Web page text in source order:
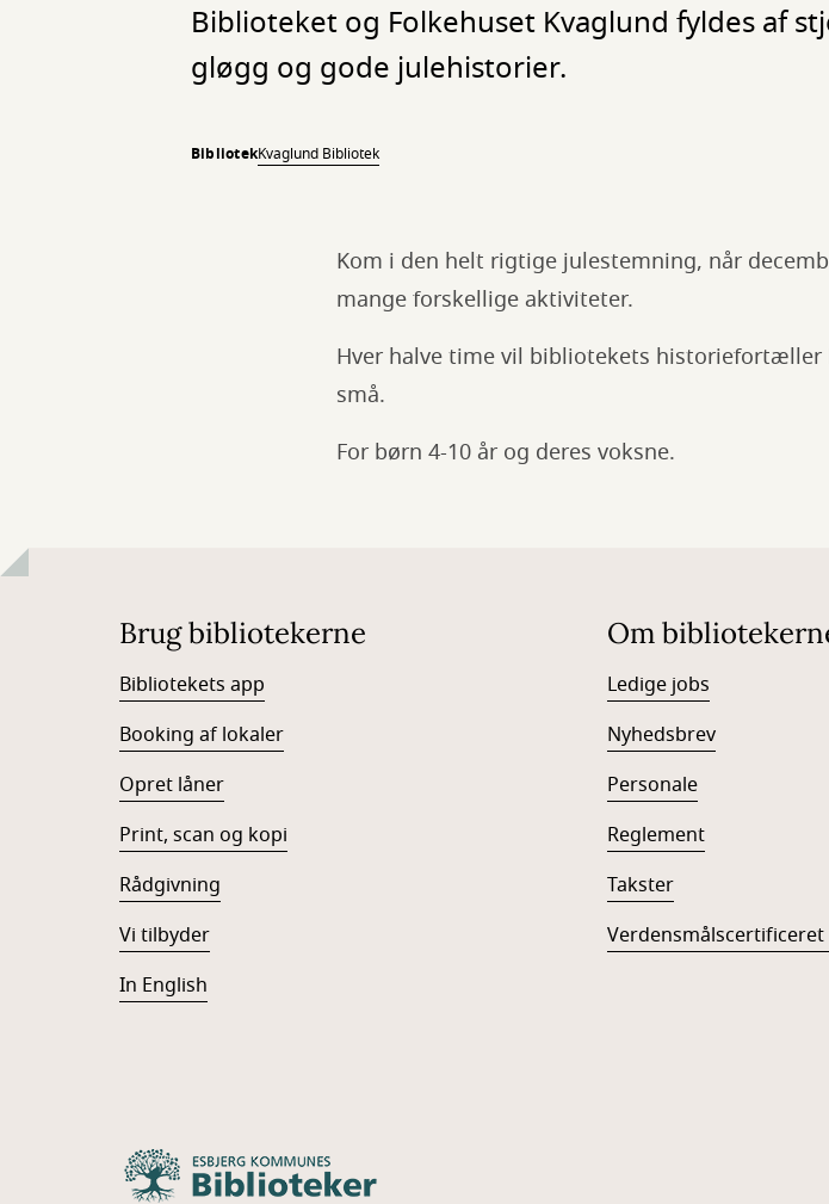
Biblioteket og Folkehuset Kvaglund fyldes af
gløgg og gode julehistorier.
BibliotekKvaglund Bibliotek
Kom i den helt rigtige julestemning, når
mange forskellige aktiviteter.
Hver halve time vil bibliotekets
små.
For børn 4-10 år og deres voksne.
Brug bibliotekerne
Bibliotekets app
Booking af lokaler
Opret låner
Print, scan og kopi
Rådgivning
Vi tilbyder
In English
Om
Ledige jobs
Nyhedsbrev
Personale
Reglement
Takster